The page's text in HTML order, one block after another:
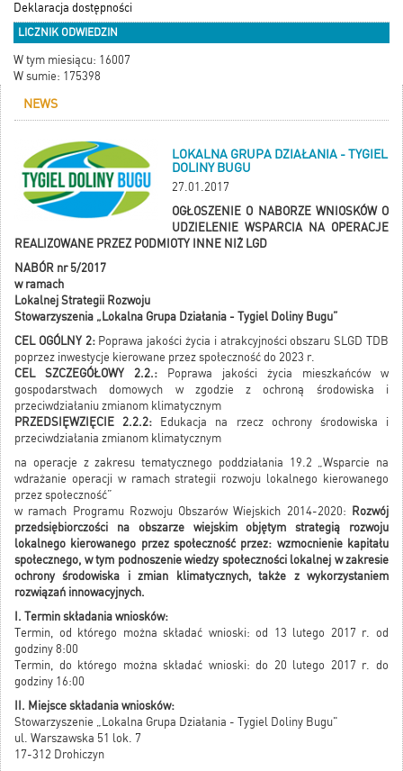
Deklaracja dostępności
LICZNIK ODWIEDZIN
W tym miesiącu: 16007
W sumie: 175398
NEWS
LOKALNA GRUPA DZIAŁANIA - TYGIEL
DOLINY BUGU
27.01.2017
OGŁOSZENIE O NABORZE WNIOSKÓW O
UDZIELENIE WSPARCIA NA OPERACJE
REALIZOWANE PRZEZ PODMIOTY INNE NIŻ LGD
NABÓR nr 5/2017
w ramach
Lokalnej Strategii Rozwoju
Stowarzyszenia „Lokalna Grupa Działania - Tygiel Doliny Bugu”
CEL OGÓLNY 2:Poprawa jakości życia i atrakcyjności obszaru SLGD TDB
poprzez inwestycje kierowane przez społeczność do 2023 r.
CEL SZCZEGÓŁOWY 2.2.: Poprawa jakości życia mieszkańców w
gospodarstwach domowych w zgodzie z ochroną środowiska i
przeciwdziałaniu zmianom klimatycznym
PRZEDSIĘWZIĘCIE 2.2.2: Edukacja na rzecz ochrony środowiska i
przeciwdziałania zmianom klimatycznym
na operacje z zakresu tematycznego poddziałania 19.2 „Wsparcie na
wdrażanie operacji w ramach strategii rozwoju lokalnego kierowanego
przez społeczność”
w ramach Programu Rozwoju Obszarów Wiejskich 2014-2020: Rozwój
przedsiębiorczości na obszarze wiejskim objętym strategią rozwoju
lokalnego kierowanego przez społeczność przez: wzmocnienie kapitału
społecznego, w tym podnoszenie wiedzy społeczności lokalnej w zakresie
ochrony środowiska i zmian klimatycznych, także z wykorzystaniem
rozwiązań innowacyjnych.
I. Termin składania wniosków:
Termin, od którego można składać wnioski: od 13 lutego 2017 r. od
godziny 8:00
Termin, do którego można składać wnioski: do 20 lutego 2017 r. do
godziny 16:00
II. Miejsce składania wniosków:
Stowarzyszenie „Lokalna Grupa Działania - Tygiel Doliny Bugu"
ul. Warszawska 51 lok. 7
17-312 Drohiczyn